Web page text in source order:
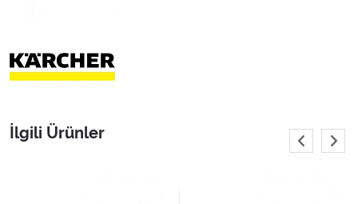
İlgili Ürünler